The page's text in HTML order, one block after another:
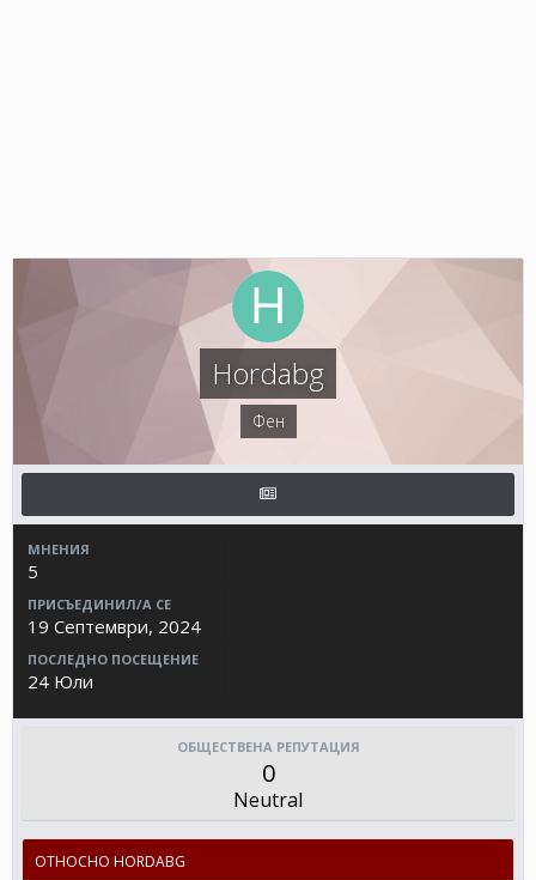
Hordabg
Фен
МНЕНИЯ
5
ПРИСЪЕДИНИЛ/А СЕ
19 Септември, 2024
ПОСЛЕДНО ПОСЕЩЕНИЕ
24 Юли
ОБЩЕСТВЕНА РЕПУТАЦИЯ
0
Neutral
ОТНОСНО HORDABG